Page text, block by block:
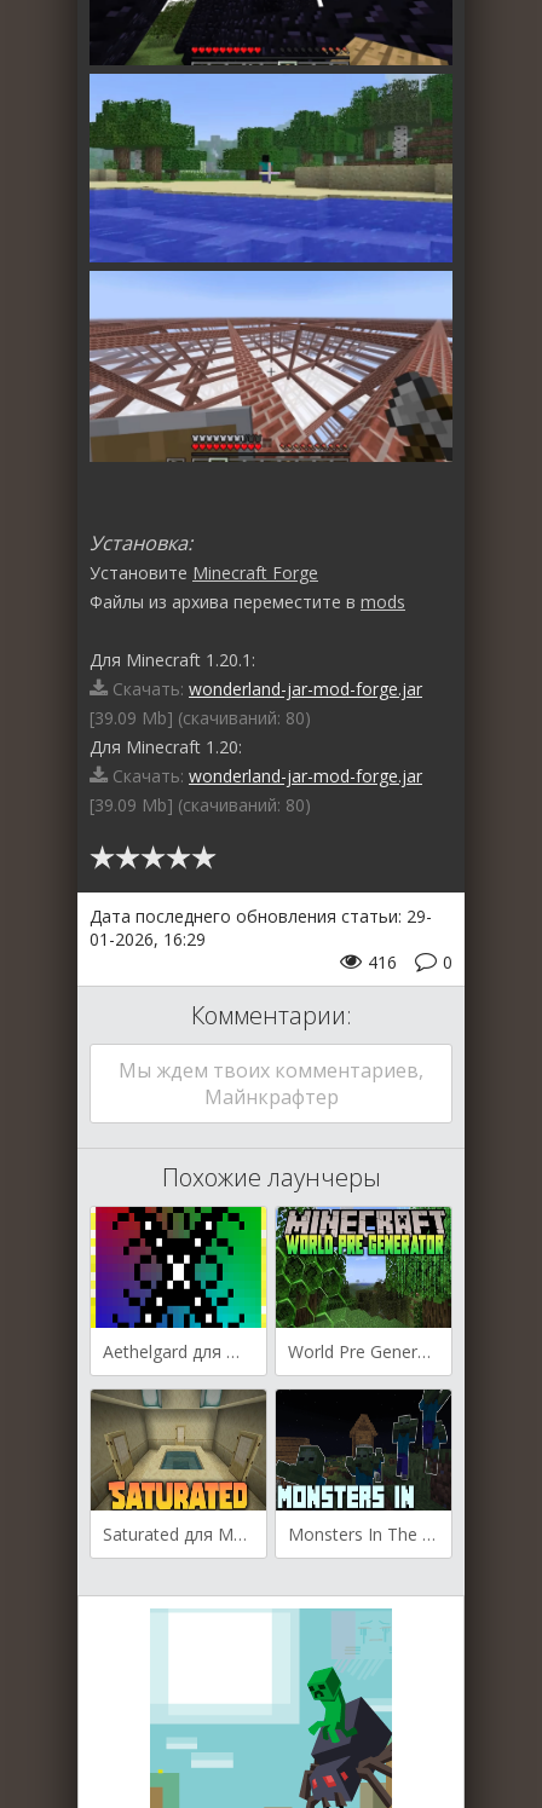
Установка:
Установите Minecraft Forge
Файлы из архива переместите в mods
Для Minecraft 1.20.1:
Скачать: wonderland-jar-mod-forge.jar
[39.09 Mb] (cкачиваний: 80)
Для Minecraft 1.20:
Скачать: wonderland-jar-mod-forge.jar
[39.09 Mb] (cкачиваний: 80)
Дата последнего обновления статьи: 29-
01-2026, 16:29
0
416
Комментарии:
Мы ждем твоих комментариев,
Майнкрафтер
Похожие лаунчеры
Aethelgard для Майнкрафт [1.19.2, 1.19.1] World Pre Generator для Майнкрафт [1.21.1, 1.21]
Saturated для Майнкрафт [1.21, 1.20.4, 1.20.1] Monsters In The Closet для Майнкрафт [1.20, 1.19.4, 1.19.3]